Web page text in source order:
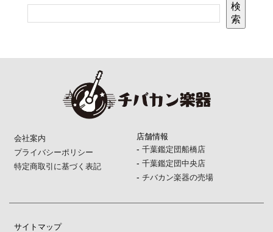
検
索
会社案内
プライバシーポリシー
特定商取引に基づく表記
店舗情報
- 千葉鑑定団船橋店
- 千葉鑑定団中央店
- チバカン楽器の売場
サイトマップ